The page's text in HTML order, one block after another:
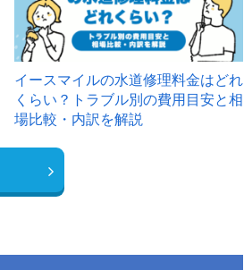
イースマイルの水道修理料金はどれ
くらい？トラブル別の費用目安と相
場比較・内訳を解説